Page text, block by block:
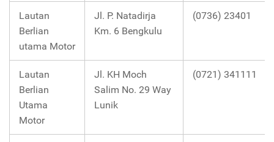
Lautan
Berlian
utama Motor
Jl. P. Natadirja
Km. 6 Bengkulu
(0736) 23401
Lautan
Berlian
Utama
Motor
Jl. KH Moch
Salim No. 29 Way
Lunik
(0721) 341111